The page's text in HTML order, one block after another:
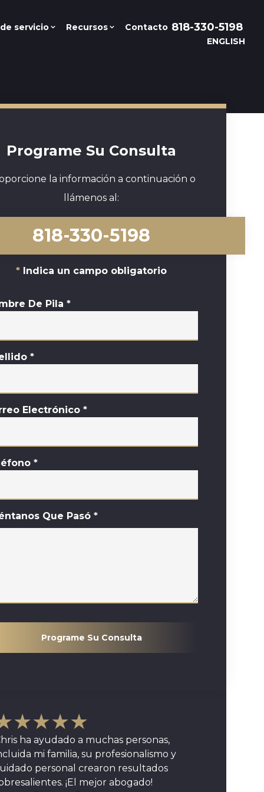
servicio Recursos Contacto 818-330-5198
ENGLISH
Programe Su Consulta
la información a continuación o
llámenos al:
818-330-5198
Indica un campo obligatorio
De Pila *
*
Electrónico *
*
Que Pasó *
Programe Su Consulta
ha ayudado a muchas personas,
mi familia, su profesionalismo y
personal crearon resultados
¡El mejor abogado!